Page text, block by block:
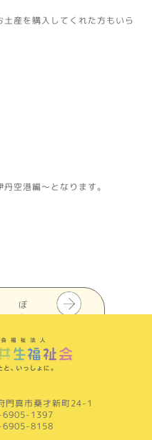
産を購入してくれた方もいら
空港編～となります。
ぼ
ち
ち
一
覧
る
真市桑才新町24-1
6905-1397
6905-8158